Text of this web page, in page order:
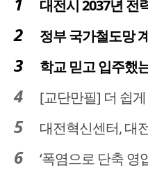
대전시 2037년 전력자립
정부 국가철도망 계
학교 믿고 입주했는데
[교단만필] 더 쉽게 만
대전혁신센터, 대전
‘폭염으로 단축 영